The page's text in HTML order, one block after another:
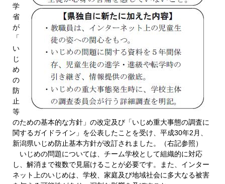
学
省
が
「
い
じ
め
の
防
止
等
のための基本的な方針」の改定及び「いじめ重大事態の調査に
関するガイドライン」を公表したことを受け、平成30年2月、
新潟県いじめ防止基本方針が改訂されました。（右記参照）
いじめの問題については、チーム学校として組織的に対応
し、解消まで複数で見届けることが必要です。また、インター
ネット上のいじめは、学校、家庭及び地域社会に多大なる被害